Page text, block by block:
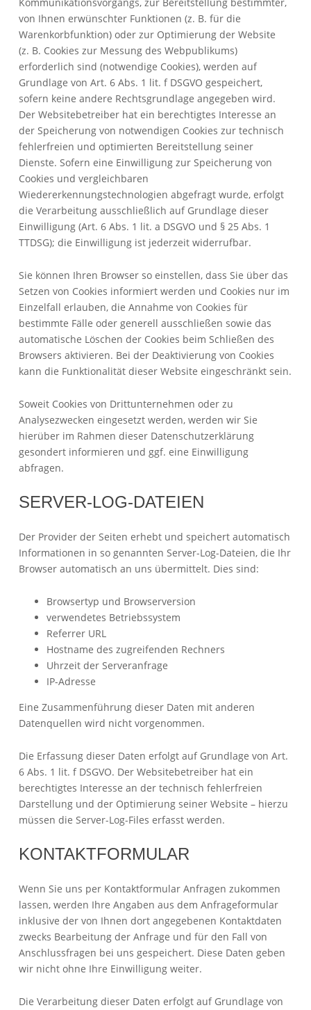
Kommunikationsvorgangs, zur Bereitstellung bestimmter,
von Ihnen erwünschter Funktionen (z. B. für die
Warenkorbfunktion) oder zur Optimierung der Website
(z. B. Cookies zur Messung des Webpublikums)
erforderlich sind (notwendige Cookies), werden auf
Grundlage von Art. 6 Abs. 1 lit. f DSGVO gespeichert,
sofern keine andere Rechtsgrundlage angegeben wird.
Der Websitebetreiber hat ein berechtigtes Interesse an
der Speicherung von notwendigen Cookies zur technisch
fehlerfreien und optimierten Bereitstellung seiner
Dienste. Sofern eine Einwilligung zur Speicherung von
Cookies und vergleichbaren
Wiedererkennungstechnologien abgefragt wurde, erfolgt
die Verarbeitung ausschließlich auf Grundlage dieser
Einwilligung (Art. 6 Abs. 1 lit. a DSGVO und § 25 Abs. 1
TTDSG); die Einwilligung ist jederzeit widerrufbar.
Sie können Ihren Browser so einstellen, dass Sie über das
Setzen von Cookies informiert werden und Cookies nur im
Einzelfall erlauben, die Annahme von Cookies für
bestimmte Fälle oder generell ausschließen sowie das
automatische Löschen der Cookies beim Schließen des
Browsers aktivieren. Bei der Deaktivierung von Cookies
kann die Funktionalität dieser Website eingeschränkt sein.
Soweit Cookies von Drittunternehmen oder zu
Analysezwecken eingesetzt werden, werden wir Sie
hierüber im Rahmen dieser Datenschutzerklärung
gesondert informieren und ggf. eine Einwilligung
abfragen.
SERVER-LOG-DATEIEN
Der Provider der Seiten erhebt und speichert automatisch
Informationen in so genannten Server-Log-Dateien, die Ihr
Browser automatisch an uns übermittelt. Dies sind:
Browsertyp und Browserversion
verwendetes Betriebssystem
Referrer URL
Hostname des zugreifenden Rechners
Uhrzeit der Serveranfrage
IP-Adresse
Eine Zusammenführung dieser Daten mit anderen
Datenquellen wird nicht vorgenommen.
Die Erfassung dieser Daten erfolgt auf Grundlage von Art.
6 Abs. 1 lit. f DSGVO. Der Websitebetreiber hat ein
berechtigtes Interesse an der technisch fehlerfreien
Darstellung und der Optimierung seiner Website – hierzu
müssen die Server-Log-Files erfasst werden.
KONTAKTFORMULAR
Wenn Sie uns per Kontaktformular Anfragen zukommen
lassen, werden Ihre Angaben aus dem Anfrageformular
inklusive der von Ihnen dort angegebenen Kontaktdaten
zwecks Bearbeitung der Anfrage und für den Fall von
Anschlussfragen bei uns gespeichert. Diese Daten geben
wir nicht ohne Ihre Einwilligung weiter.
Die Verarbeitung dieser Daten erfolgt auf Grundlage von